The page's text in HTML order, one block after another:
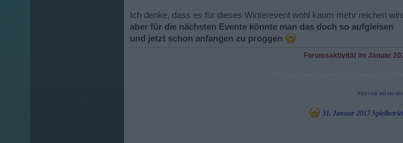
Ich denke, dass es für dieses Winterevent wohl kaum mehr reichen wird
aber für die nächsten Evente könnte man das doch so aufgleisen
und jetzt schon anfangen zu proggen
Forumsaktivität im Januar
Aktivität auf ein
31. Januar 2017